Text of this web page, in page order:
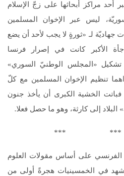
مراكز أبحاثها على زجّ الإسلام
ليس عبر الإخوان المسلمين
جهاديّة لـ «ثورةٍ لا يجب لأحد أن يضع
الأكبر كانت في إصرار فرنسا
تشكيل «المجلس الوطنيّ السوري»
تنظيم الإخوان المسلمين مع كلّ
الخشية الكبرى أن يأخذ جنون
إلى كارثة، وهو ما حصل فعلا.
***
على أساس مقولات العلوم
شهد في الخمسينيات هجرةً أولى من